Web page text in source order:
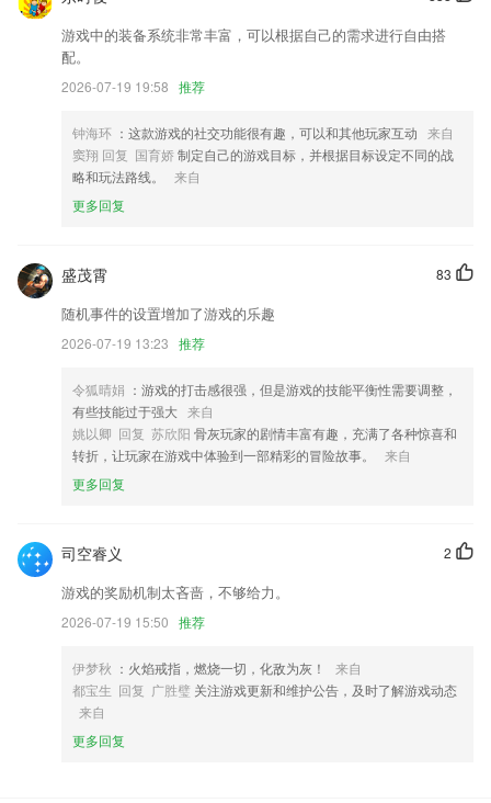
登录增加京东商城app授权登录方式；
修复已知 bug
优化市民卡二维码的SDK；
联系我们
以上就是富豪国际登陆的介绍，如果您喜欢这款软件，您可以到应用商店
进行打分评论，说出您的使用经历，以帮助我们更好的对产品进行优化修
游戏中的装备系统非常丰富，可以根据自己的需求进行自由搭
配。
2026-07-19 19:58 推荐
钟海环 ：这款游戏的社交功能很有趣，可以和其他玩家互动 来自
窦翔 回复 国育娇制定自己的游戏目标，并根据目标设定不同的战
略和玩法路线。
来自
更多回复
83
盛茂霄
随机事件的设置增加了游戏的乐趣
2026-07-19 13:23 推荐
令狐晴娟 ：游戏的打击感很强，但是游戏的技能平衡性需要调整，
有些技能过于强大 来自
姚以卿 回复 苏欣阳 骨灰玩家的剧情丰富有趣，充满了各种惊喜和
转折，让玩家在游戏中体验到一部精彩的冒险故事。
来自
更多回复
2
司空睿义
游戏的奖励机制太吝啬，不够给力。
2026-07-19 15:50 推荐
伊梦秋 ：火焰戒指，燃烧一切，化敌为灰！
来自
都宝生 回复 广胜璧 关注游戏更新和维护公告，及时了解游戏动态
来自
更多回复